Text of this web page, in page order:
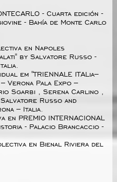
- Cuarta edición -
- Bahía de Monte Carlo
en Napoles
by Salvatore Russo -
em "TRIENNALE ITALia–
– Verona Pala Expo –
Sgarbi , Serena Carlino ,
Russo and
– Italia.
PREMIO INTERNACIONAL
- Palacio Brancaccio -
en Bienal Riviera del